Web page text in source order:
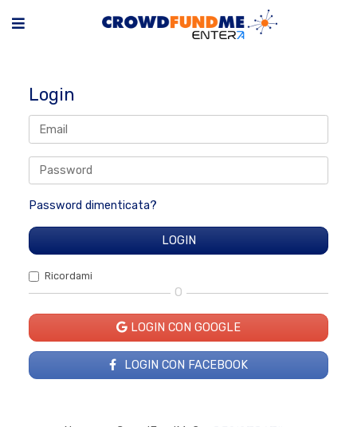
Login
Password dimenticata?
Ricordami
O
LOGIN CON GOOGLE
LOGIN CON FACEBOOK